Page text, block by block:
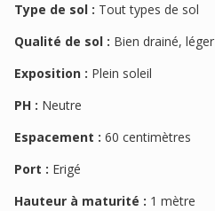
Type de sol : Tout types de sol
Qualité de sol : Bien drainé, léger
Exposition : Plein soleil
PH : Neutre
Espacement : 60 centimètres
Port : Erigé
Hauteur à maturité : 1 mètre